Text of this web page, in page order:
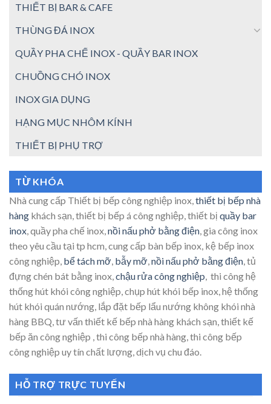
THIẾT BỊ BAR & CAFE
THÙNG ĐÁ INOX
QUẦY PHA CHẾ INOX - QUẦY BAR INOX
CHUỒNG CHÓ INOX
INOX GIA DỤNG
HẠNG MỤC NHÔM KÍNH
THIẾT BỊ PHỤ TRỢ
TỪ KHÓA
Nhà cung cấp Thiết bị bếp công nghiệp inox, thiết bị bếp nhà
hàng khách sạn, thiết bị bếp á công nghiệp, thiết bị quầy bar
inox , quầy pha chế inox, nồi nấu phở bằng điện , gia công inox
theo yêu cầu tại tp hcm, cung cấp bàn bếp inox, kệ bếp inox
công nghiệp, bể tách mỡ bẫy mỡ nồi nấu phở bằng điện , tủ
đựng chén bát bằng inox, chậu rửa công nghiệp , thi công hệ
thống hút khói công nghiệp, chụp hút khói bếp inox, hệ thống
hút khói quán nướng, lắp đặt bếp lẩu nướng không khói nhà
hàng BBQ, tư vấn thiết kế bếp nhà hàng khách sạn, thiết kế
bếp ăn công nghiệp , thi công bếp nhà hàng, thi công bếp
công nghiệp uy tín chất lượng, dịch vụ chu đáo.
HỖ TRỢ TRỰC TUYẾN